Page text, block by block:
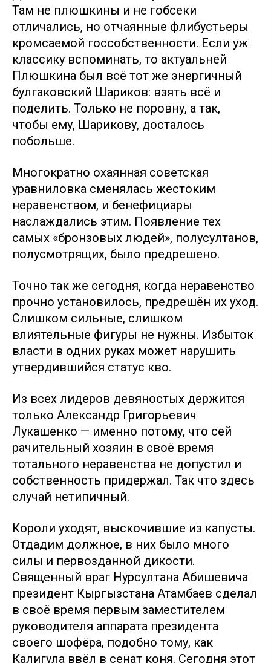
Там не плюшкины и не гобсеки
отличались, но отчаянные флибустьеры
кромсаемой госсобственности. Если уж
классику вспоминать, то актуальней
Плюшкина был всё тот же энергичный
булгаковский Шариков: взять всё и
поделить. Только не поровну, а так,
чтобы ему, Шарикову, досталось
побольше.
Многократно охаянная советская
уравниловка сменялась жестоким
неравенством, и бенефициары
наслаждались этим. Появление тех
самых «бронзовых людей», полусултанов,
полусмотрящих, было предрешено.
Точно так же сегодня, когда неравенство
прочно установилось, предрешён их уход.
Слишком сильные, слишком
влиятельные фигуры не нужны. Избыток
власти в одних руках может нарушить
утвердившийся статус кво.
Из всех лидеров девяностых держится
только Александр Григорьевич
Лукашенко — именно потому, что сей
рачительный хозяин в своё время
тотального неравенства не допустил и
собственность придержал. Так что здесь
случай нетипичный.
Короли уходят, выскочившие из капусты.
Отдадим должное, в них было много
силы и первозданной дикости.
Священный враг Нурсултана Абишевича
президент Кыргызстана Атамбаев сделал
в своё время первым заместителем
руководителя аппарата президента
своего шофёра, подобно тому, как
Калигула ввёл в сенат коня. Сегодня этот